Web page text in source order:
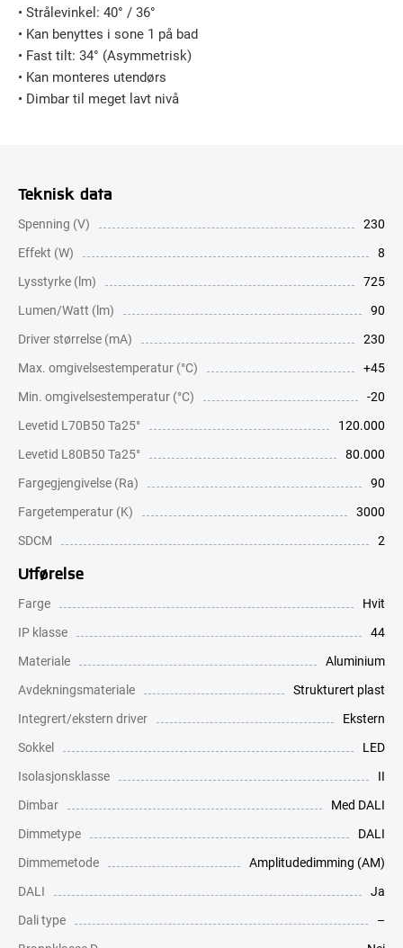
• Strålevinkel: 40° / 36°
• Kan benyttes i sone 1 på bad
• Fast tilt: 34° (Asymmetrisk)
• Kan monteres utendørs
• Dimbar til meget lavt nivå
Teknisk data
Spenning (V)
230
Effekt (W)
8
Lysstyrke (lm)
725
Lumen/Watt (lm)
90
Driver størrelse (mA)
230
Max. omgivelsestemperatur (°C)
+45
Min. omgivelsestemperatur (°C)
-20
Levetid L70B50 Ta25°
120.000
Levetid L80B50 Ta25°
80.000
Fargegjengivelse (Ra)
90
Fargetemperatur (K)
3000
SDCM
2
Utførelse
Farge
Hvit
IP klasse
44
Materiale
Aluminium
Avdekningsmateriale
Strukturert plast
Integrert/ekstern driver
Ekstern
Sokkel
LED
Isolasjonsklasse
II
Dimbar
Med DALI
Dimmetype
DALI
Dimmemetode
Amplitudedimming (AM)
DALI
Ja
Dali type
–